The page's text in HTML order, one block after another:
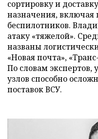
сортировку и
назначения,
беспилотников.
атаку «тяжелой».
названы
«Новая почта»,
По словам
узлов способно
поставок ВСУ.